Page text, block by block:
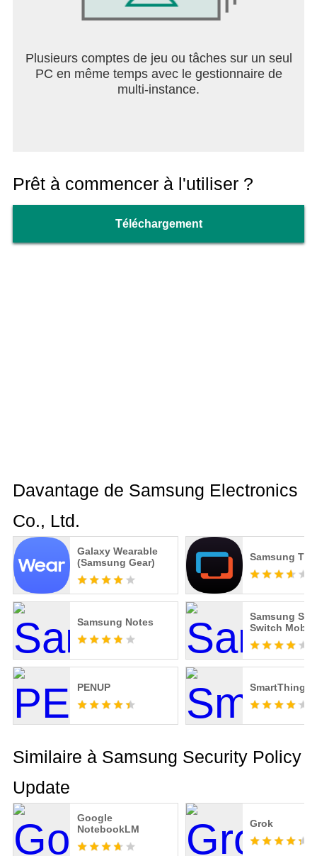
Plusieurs comptes de jeu ou tâches sur un seul
PC en même temps avec le gestionnaire de
multi-instance.
Prêt à commencer à l'utiliser ?
Téléchargement
Davantage de Samsung Electronics
Co., Ltd.
Galaxy Wearable
(Samsung Gear)
Samsung TV
Samsung Notes
Samsung
Switch Mobile
PENUP SmartThings
Similaire à Samsung Security Policy
Update
Google
NotebookLM
Grok